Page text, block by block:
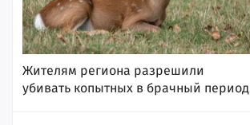
Жителям региона разрешили
убивать копытных в брачный период